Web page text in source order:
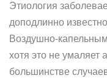
Этиология
доподлинно
Воздушно-
хотя это не умаляет
большинстве